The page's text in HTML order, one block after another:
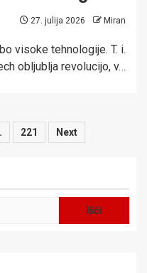
27. julija 2026 Miran
visoke tehnologije. T. i.
obljublja revolucijo, v…
221 Next